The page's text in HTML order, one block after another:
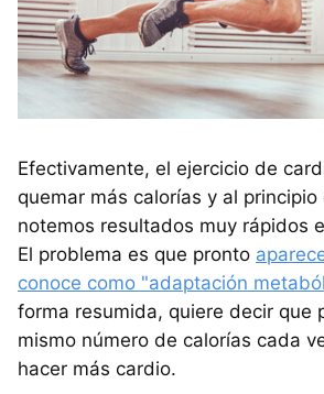
Efectivamente, el ejercicio de
quemar más calorías y al
notemos resultados muy rápidos
El problema es que pronto
conoce como "adaptación
forma resumida, quiere decir que
mismo número de calorías cada
hacer más cardio.